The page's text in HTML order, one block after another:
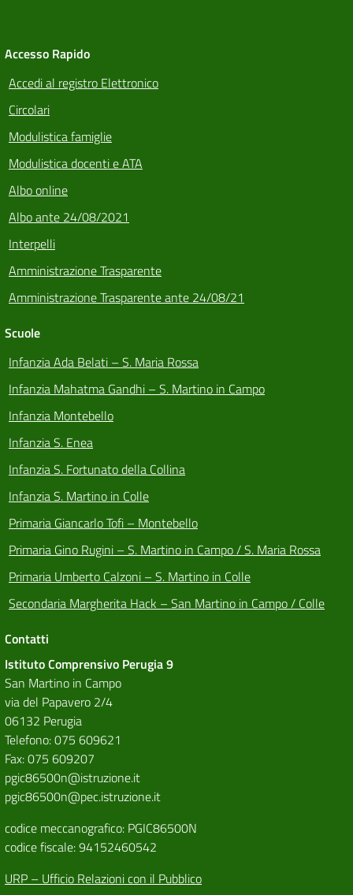
Accesso Rapido
Accedi al registro Elettronico
Circolari
Modulistica famiglie
Modulistica docenti e ATA
Albo online
Albo ante 24/08/2021
Interpelli
Amministrazione Trasparente
Amministrazione Trasparente ante 24/08/21
Scuole
Infanzia Ada Belati – S. Maria Rossa
Infanzia Mahatma Gandhi – S. Martino in Campo
Infanzia Montebello
Infanzia S. Enea
Infanzia S. Fortunato della Collina
Infanzia S. Martino in Colle
Primaria Giancarlo Tofi – Montebello
Primaria Gino Rugini – S. Martino in Campo / S. Maria Rossa
Primaria Umberto Calzoni – S. Martino in Colle
Secondaria Margherita Hack – San Martino in Campo / Colle
Contatti
Istituto Comprensivo Perugia 9
San Martino in Campo
via del Papavero 2/4
06132 Perugia
Telefono: 075 609621
Fax: 075 609207
pgic86500n@istruzione.it
pgic86500n@pec.istruzione.it
codice meccanografico: PGIC86500N
codice fiscale: 94152460542
URP – Ufficio Relazioni con il Pubblico